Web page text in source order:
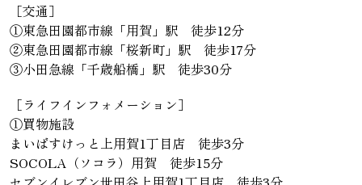
［交通］
①東急田園都市線「用賀」駅 徒歩12分
②東急田園都市線「桜新町」駅 徒歩17分
③小田急線「千歳船橋」駅 徒歩30分
［ライフインフォメーション］
①買物施設
まいばすけっと上用賀1丁目店 徒歩3分
SOCOLA（ソコラ）用賀 徒歩15分